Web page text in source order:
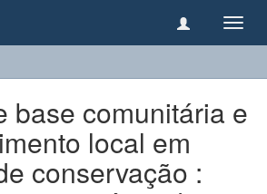
base comunitária e
local em
conservação :